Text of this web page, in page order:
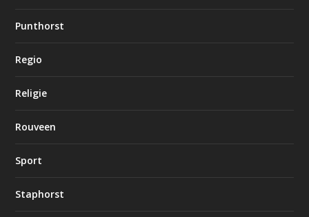
Punthorst
Regio
Religie
Rouveen
Sport
Staphorst